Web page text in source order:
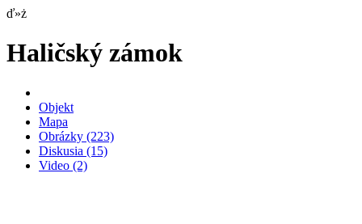
ď»ż
Haličský zámok
Objekt
Mapa
Obrázky (223)
Diskusia (15)
Video (2)